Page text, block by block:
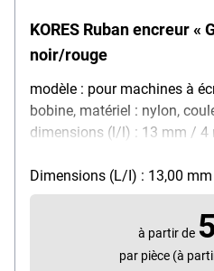
KORES Ruban encreur «
noir/rouge
modèle : pour machines à
bobine, matériel : nylon,
dimensions (l/l) : 13 mm / 4
Dimensions (L/I) : 13,00
à partir de
par pièce (à